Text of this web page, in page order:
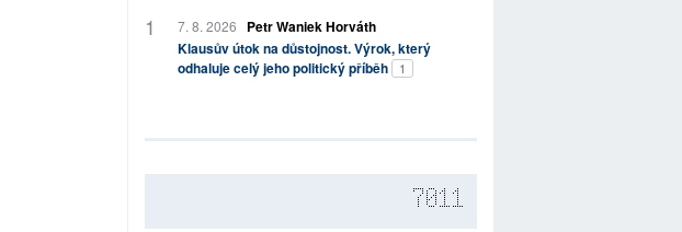
7. 8. 2026
Petr Waniek Horváth
Klausův útok na důstojnost. Výrok, který
odhaluje celý jeho politický příběh
1
7011